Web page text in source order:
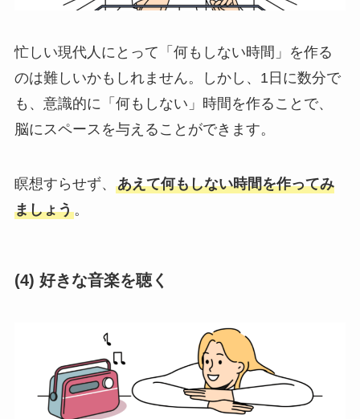
忙しい現代人にとって「何もしない時間」を作る
のは難しいかもしれません。しかし、1日に数分で
も、意識的に「何もしない」時間を作ることで、
脳にスペースを与えることができます。
瞑想すらせず、 あえて何もしない時間を作ってみ
ましょう。
(4) 好きな音楽を聴く